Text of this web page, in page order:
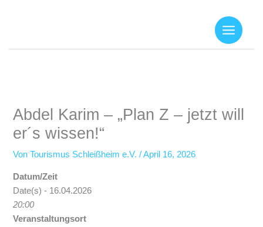
Abdel Karim – „Plan Z – jetzt will
er´s wissen!“
VonTourismus Schleißheim e.V./April 16, 2026
Datum/Zeit
Date(s) - 16.04.2026
20:00
Veranstaltungsort